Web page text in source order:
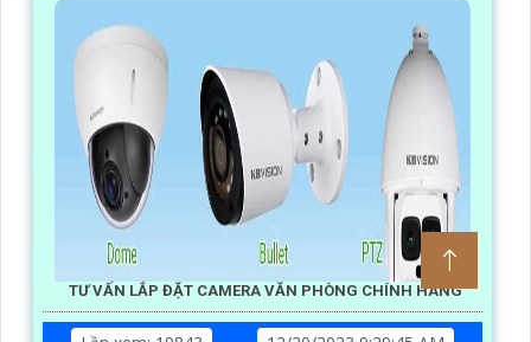
TƯ VẤN LẮP ĐẶT CAMERA VĂN PHÒNG CHÍNH HÃNG